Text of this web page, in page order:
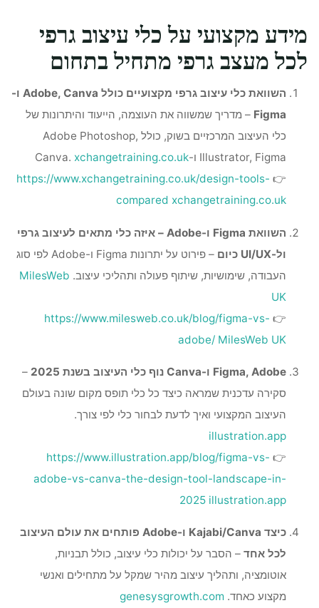
מידע מקצועי על כלי עיצוב גרפי
לכל מעצב גרפי מתחיל בתחום
השוואת כלי עיצוב גרפי מקצועיים כולל Adobe, Canva ו-
Figma – מדריך שמשווה את העוצמה, הייעוד והיתרונות של
כלי העיצוב המרכזיים בשוק, כולל Adobe Photoshop,
Illustrator, Figma ו-Canva.
xchangetraining.co.uk
👉
https://www.xchangetraining.co.uk/design-tools-
compared xchangetraining.co.uk
השוואת Figma ו-Adobe – איזה כלי מתאים לעיצוב גרפי
ול-UI/UX כיום
– פירוט על יתרונות Figma ו-Adobe לפי סוג
העבודה, שימושיות, שיתוף פעולה ותהליכי עיצוב. MilesWeb
UK
👉
https://www.milesweb.co.uk/blog/figma-vs-
adobe/ MilesWeb UK
Figma, Adobe ו-Canva נוף כלי העיצוב בשנת 2025
–
סקירה עדכנית שמראה כיצד כל כלי תופס מקום שונה בעולם
העיצוב המקצועי ואיך לדעת לבחור כלי לפי צורך.
illustration.app
👉
https://www.illustration.app/blog/figma-vs-
adobe-vs-canva-the-design-tool-landscape-in-
2025 illustration.app
כיצד Kajabi/Canva ו-Adobe פותחים את עולם העיצוב
לכל אחד– הסבר על יכולות כלי עיצוב, כולל תבניות,
אוטומציה, ותהליך עיצוב מהיר שמקל על מתחילים ואנשי
מקצוע כאחד. genesysgrowth.com